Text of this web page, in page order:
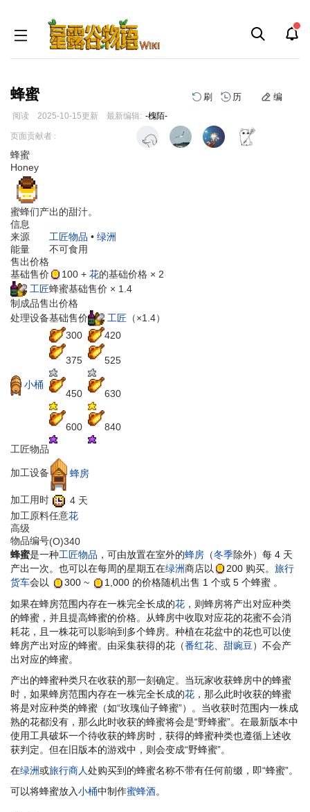
蜂蜜 刷 历 编
阅读 2025-10-15更新 最新编辑: -槐陌-
跳
导
航
跳
搜
索
页面贡献者 :
蜂蜜
Honey
蜜蜂们产出的甜汁。
信息
来源
工匠物品 • 绿洲
能量
不可食用
售出价格
基础售价
100 + 花的基础价格 × 2
工匠蜂蜜基础售价 × 1.4
制成品售出价格
处理设备基础售价 工匠 （×1.4）
小桶
300
375
450
600
420
525
630
840
工匠物品
加工设备 蜂房
加工用时
4 天
加工原料任意花
高级
物品编号(O)340
蜂蜜是一种工匠物品 ，可由放置在室外的蜂房 （冬季除外）每 4 天
产出一次。也可以在每周的星期五在绿洲商店以 200 购买。 旅行
货车会以 300 ~ 1,000 的价格随机出售 1 个或 5 个蜂蜜 。
如果在蜂房范围内存在一株完全长成的花 ，则蜂房将产出对应种类
的蜂蜜，并且提高蜂蜜的价格。从蜂房中收取对应花的花蜜不会消
耗花，且一株花可以影响到多个蜂房。种植在花盆中的花也可以使
蜂房产出对应的蜂蜜。由采集获得的花（番红花 甜豌豆）不会产
出对应的蜂蜜。
产出的蜂蜜种类只在收获的那一刻确定。当玩家收获蜂房中的蜂蜜
时，如果蜂房范围内存在一株完全长成的花 ，那么此时收获的蜂蜜
将是对应种类的蜂蜜（如“玫瑰仙子蜂蜜”）。当收获时范围内一株成
熟的花都没有，那么此时收获的蜂蜜将会是“野蜂蜜”。在最新版本中
使用工具破坏一个待收获的蜂房时，获得的蜂蜜种类也遵循上述收
获判定。但在旧版本的游戏中，则会变成“野蜂蜜”。
在绿洲或旅行商人处购买到的蜂蜜名称不带有任何前缀，即“蜂蜜”。
可以将蜂蜜放入小桶中制作蜜蜂酒。